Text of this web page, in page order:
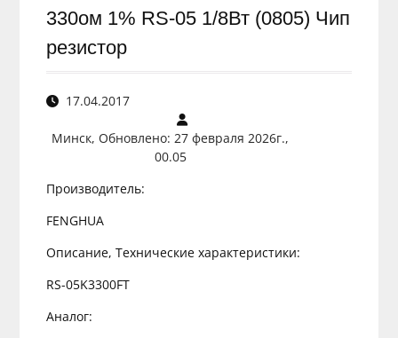
330ом 1% RS-05 1/8Вт (0805) Чип
резистор
17.04.2017
Минск, Обновлено: 27 февраля 2026г.,
00.05
Производитель:
FENGHUA
Описание, Технические характеристики:
RS-05K3300FT
Аналог: